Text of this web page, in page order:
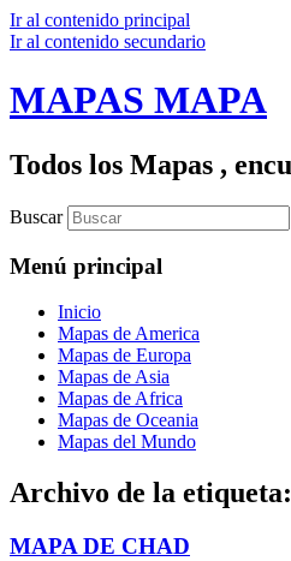
Ir al contenido principal
Ir al contenido secundario
MAPAS MAPA
Todos los Mapas ,
Buscar
Menú principal
Inicio
Mapas de America
Mapas de Europa
Mapas de Asia
Mapas de Africa
Mapas de Oceania
Mapas del Mundo
Archivo de la etiqueta:
MAPA DE CHAD